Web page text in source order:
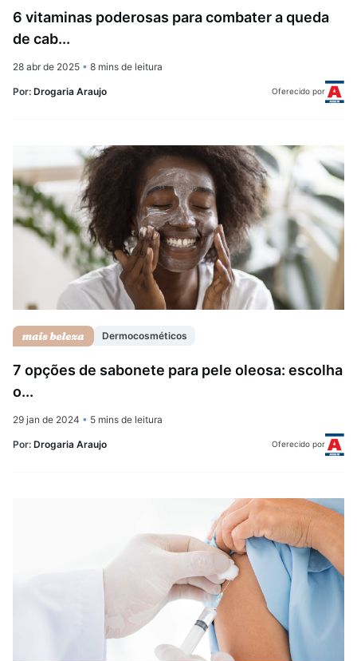
6 vitaminas poderosas para combater a queda
de cab...
28 abr de 2025 • 8 mins de leitura
Por: Drogaria Araujo Oferecido por
Dermocosméticos
7 opções de sabonete para pele oleosa: escolha
o...
29 jan de 2024 • 5 mins de leitura
Por: Drogaria Araujo Oferecido por